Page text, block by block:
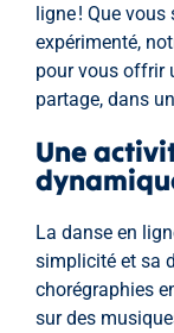
ligne ! Que
expérimenté,
pour vous offrir
partage, dans
Une
La danse en
simplicité et sa
chorégraphies
sur des